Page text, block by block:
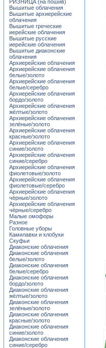
РИЗНИЦА (на пошив)
Вышитые облачения
Вышитые архиерейские
облачения
Вышитые греческие
иерейские облачения
Вышитые русские
иерейские облачения
Вышитые диаконские
облачения
Архиерейские облачения
Архиерейские облачения
белые/золото
Архиерейские облачения
белые/серебро
Архиерейские облачения
бордо/золото
Архиерейские облачения
жёлтые/золото
Архиерейские облачения
зелёные/золото
Архиерейские облачения
красные/золото
Архиерейские облачения
синие/золото
Архиерейские облачения
синие/серебро
Архиерейские облачения
фиолетовые/золото
Архиерейские облачения
фиолетовые/серебро
Архиерейские облачения
чёрные/золото
Архиерейские облачения
чёрные/серебро
Малые омофоры
Разное
Головные уборы
Камилавки и клобуки
Скуфьи
Диаконские облачения
Диаконские облачения
белые/золото
Диаконские облачения
белые/серебро
Диаконские облачения
бордо/золото
Диаконские облачения
жёлтые/золото
Диаконские облачения
зелёные/золото
Диаконские облачения
красные/золото
Диаконские облачения
синие/золото
Диаконские облачения
синие/серебро